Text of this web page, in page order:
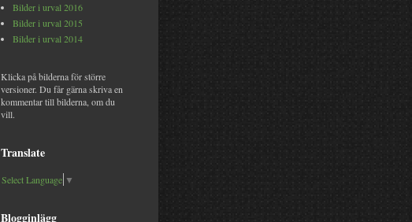
Bilder i urval 2016
Bilder i urval 2015
Bilder i urval 2014
Klicka på bilderna för större
versioner. Du får gärna skriva en
kommentar till bilderna, om du
vill.
Translate
Select Language ▼
Blogginlägg